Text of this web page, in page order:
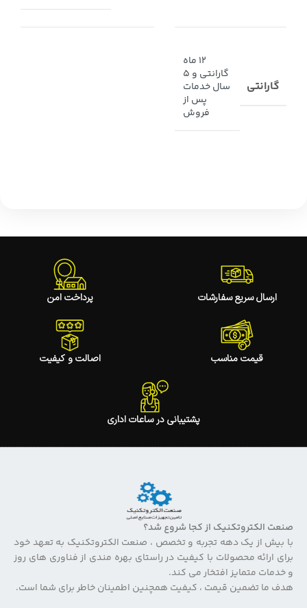
گارانتی
12 ماه
گارانتی و 5
سال خدمات
پس از
فروش
ارسال سریع سفارشات پرداخت امن
قیمت مناسب اصالت و کیفیت
پشتیبانی در ساعات اداری
صنعت الکتروتکنیک از کجا شروع شد؟
با بیش از یک دهه تجربه و تخصص ، صنعت الکتروتکنیک به تعهد خود
برای ارائه محصولات با کیفیت در راستای بهره مندی از فناوری های روز
و خدمات متمایز افتخار می کند.
هدف ما تضمین قیمت ، کیفیت همچنین اطمینان خاطر برای شما است.